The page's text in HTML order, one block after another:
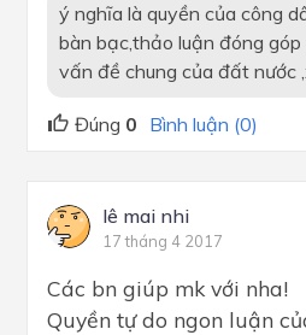
ý nghĩa là quyền của công
bàn bạc,thảo luận đóng
vấn đề chung của đất nước
Đúng 0 Bình luận (0)
lê mai nhi
17 tháng 4 2017
Các bn giúp mk với nha!
Quyền tự do ngon luận